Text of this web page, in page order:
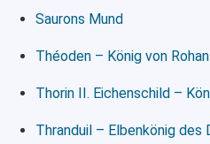
Saurons Mund
Théoden – König von Rohan
Thorin II. Eichenschild –
Thranduil – Elbenkönig